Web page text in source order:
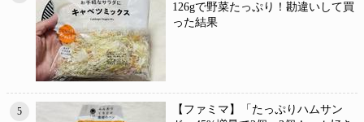
126gで野菜たっぷり！勘違いして買
った結果
5
【ファミマ】「たっぷりハムサン